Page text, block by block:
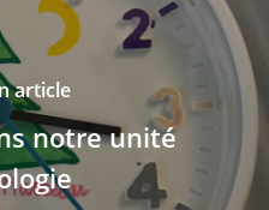
article
notre unité